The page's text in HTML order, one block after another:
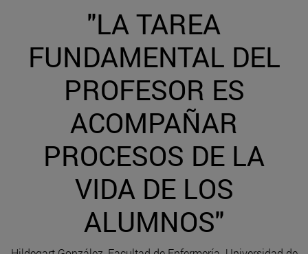
"LA TAREA
FUNDAMENTAL DEL
PROFESOR ES
ACOMPAÑAR
PROCESOS DE LA
VIDA DE LOS
ALUMNOS"